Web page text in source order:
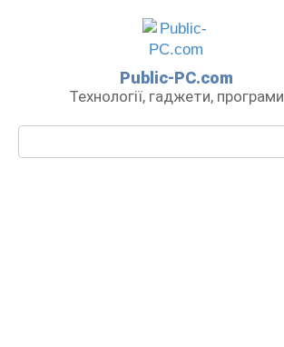
Public-PC.com
Технології, гаджети, програми